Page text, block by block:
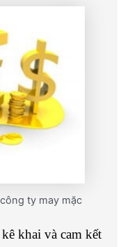
ty may mặc
khai và cam kết